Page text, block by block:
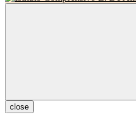
close